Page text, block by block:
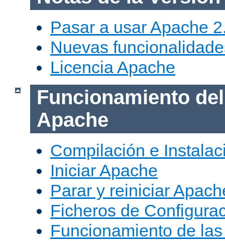
Pasar a usar Apache
Nuevas
Licencia Apache
Funcionamiento
Apache
Compilación e
Iniciar Apache
Parar y reiniciar
Ficheros de
Funcionamiento de